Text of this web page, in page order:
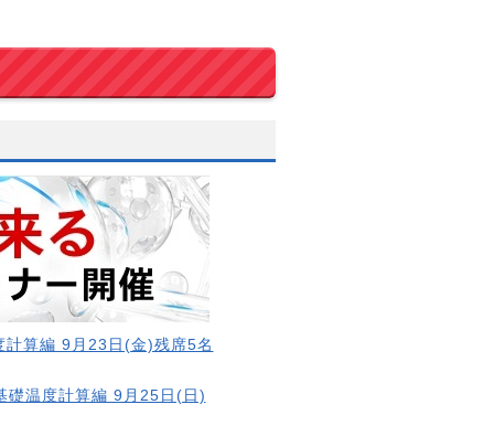
計算編 9月23日(金)残席5名
礎温度計算編 9月25日(日)